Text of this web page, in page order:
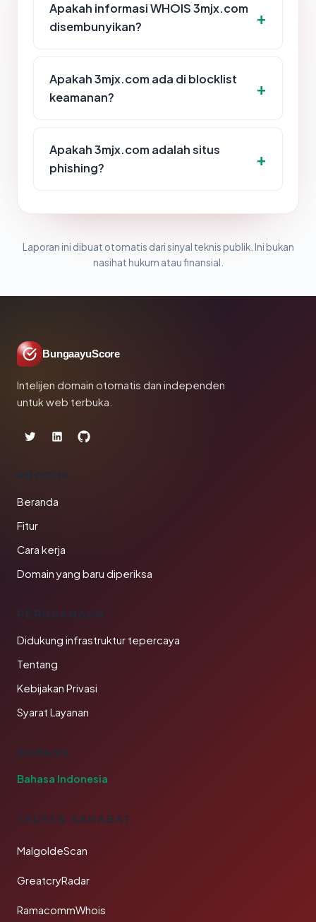
Apakah informasi WHOIS 3mjx.com
disembunyikan?
Apakah 3mjx.com ada di blocklist
keamanan?
Apakah 3mjx.com adalah situs
phishing?
Laporan ini dibuat otomatis dari sinyal teknis publik. Ini bukan
nasihat hukum atau finansial.
BungaayuScore
Intelijen domain otomatis dan independen
untuk web terbuka.
PRODUK
Beranda
Fitur
Cara kerja
Domain yang baru diperiksa
PERUSAHAAN
Didukung infrastruktur tepercaya
Tentang
Kebijakan Privasi
Syarat Layanan
BAHASA
Bahasa Indonesia
TAUTAN SAHABAT
MalgoldeScan
GreatcryRadar
RamacommWhois